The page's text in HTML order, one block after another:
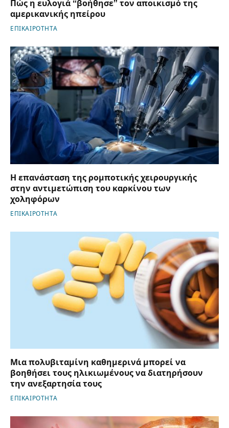
Πώς η ευλογιά “βοήθησε” τον αποικισμό της
αμερικανικής ηπείρου
ΕΠΙΚΑΙΡΟΤΗΤΑ
Η επανάσταση της ρομποτικής χειρουργικής
στην αντιμετώπιση του καρκίνου των
χοληφόρων
ΕΠΙΚΑΙΡΟΤΗΤΑ
Μια πολυβιταμίνη καθημερινά μπορεί να
βοηθήσει τους ηλικιωμένους να διατηρήσουν
την ανεξαρτησία τους
ΕΠΙΚΑΙΡΟΤΗΤΑ